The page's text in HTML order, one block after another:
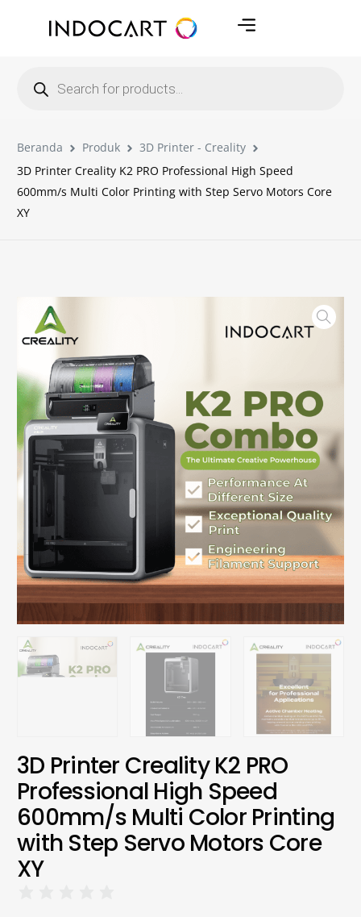
Beranda Produk
3D Printer - Creality
3D Printer Creality K2 PRO Professional High Speed
600mm/s Multi Color Printing with Step Servo Motors Core
XY
3D Printer Creality K2 PRO
Professional High Speed
600mm/s Multi Color Printing
with Step Servo Motors Core
XY